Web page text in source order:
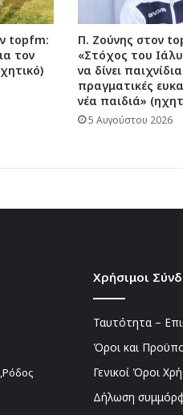
topfm:
τον
Π. Ζούνης στον
«Στόχος του
να δίνει
πραγματικές
νέα παιδιά»
5 Αυγούστου 2026
Χρήσιμοι
Ταυτότητα –
Όροι και
Γενικοί Όροι
Δήλωση